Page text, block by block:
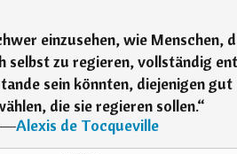
einzusehen, wie Menschen,
selbst zu regieren, vollständig
sein könnten, diejenigen gut
die sie regieren sollen.“
―Alexis de Tocqueville